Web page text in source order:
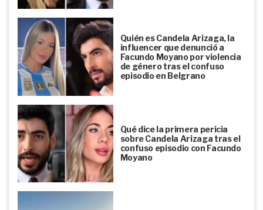
Quién es Candela Arizaga, la
influencer que denunció a
Facundo Moyano por violencia
de género tras el confuso
episodio en Belgrano
Qué dice la primera pericia
sobre Candela Arizaga tras el
confuso episodio con Facundo
Moyano